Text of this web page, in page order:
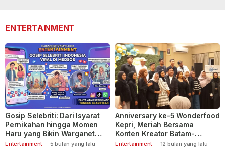
ENTERTAINMENT
Entertainment - 5 bulan yang lalu
Gosip Selebriti: Dari Isyarat
Pernikahan hingga Momen
Haru yang Bikin Warganet
Berspekulasi
Entertainment - 12 bulan yang lalu
Anniversary ke-5 Wonderfood
Kepri, Meriah Bersama
Konten Kreator Batam-
Tanjungpinang